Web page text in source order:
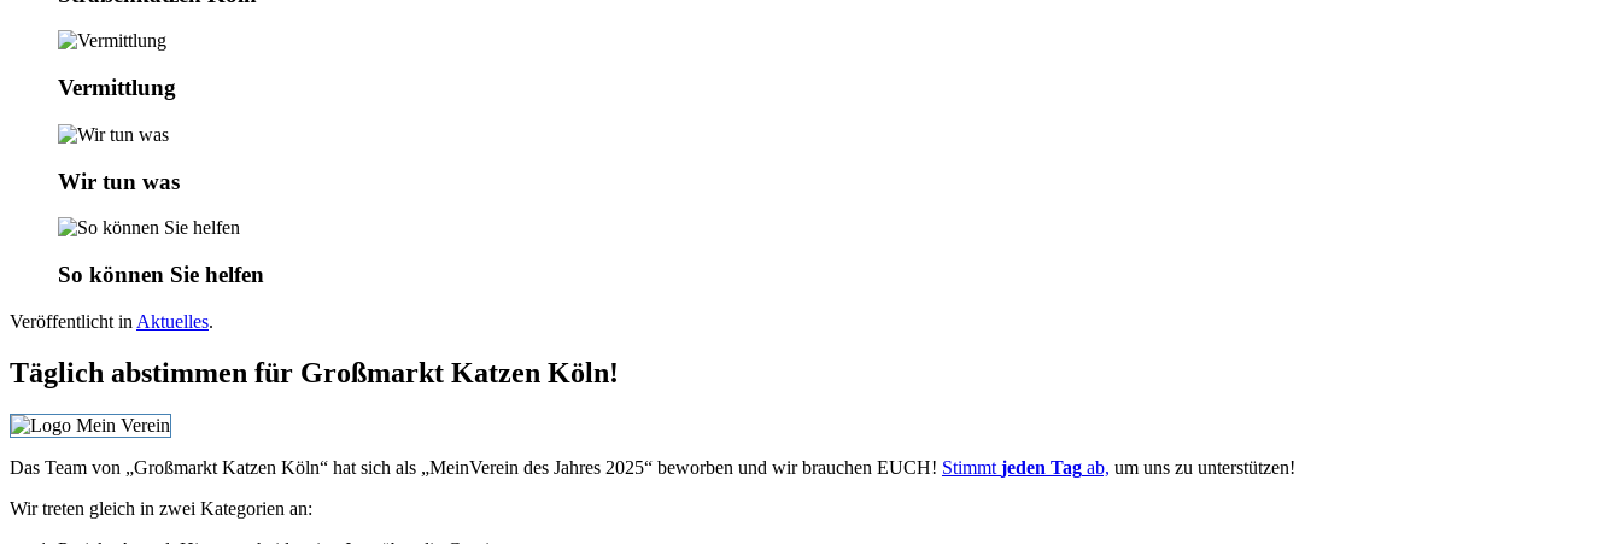
Vermittlung
Wir tun was
So können Sie helfen
Veröffentlicht in Aktuelles.
Täglich abstimmen für Großmarkt Katzen Köln!
Das Team von „Großmarkt Katzen Köln“ hat sich als „MeinVerein des Jahres 2025“ beworben und wir brauchen EUCH! Stimmt jeden Tag ab, um uns zu unterstützen!
Wir treten gleich in zwei Kategorien an: